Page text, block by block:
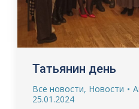
Татьянин день
Все новости, Новости
25.01.2024